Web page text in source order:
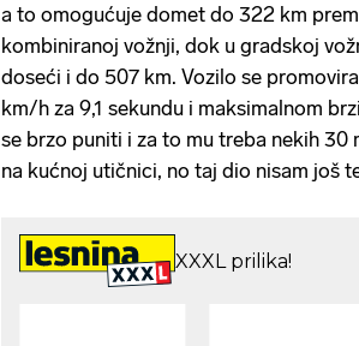
a to omogućuje domet do 322 km
kombiniranoj vožnji, dok u gradskoj
doseći i do 507 km. Vozilo se
km/h za 9,1 sekundu i maksimalnom
se brzo puniti i za to mu treba nekih 30
na kućnoj utičnici, no taj dio nisam još